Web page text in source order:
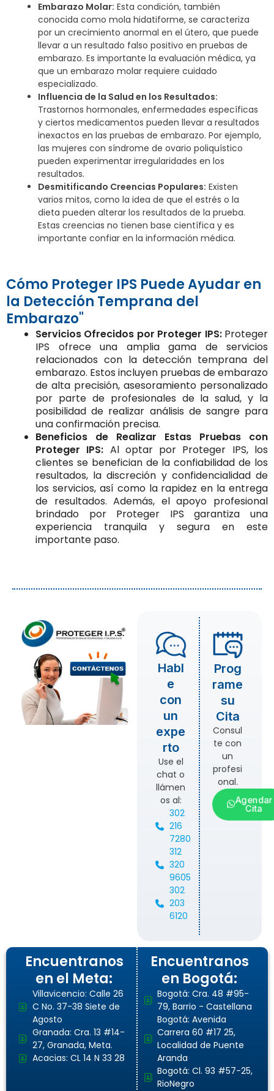
Embarazo Molar: Esta condición, también
conocida como mola hidatiforme, se caracteriza
por un crecimiento anormal en el útero, que puede
llevar a un resultado falso positivo en pruebas de
embarazo. Es importante la evaluación médica, ya
que un embarazo molar requiere cuidado
especializado.
Influencia de la Salud en los Resultados:
Trastornos hormonales, enfermedades específicas
y ciertos medicamentos pueden llevar a resultados
inexactos en las pruebas de embarazo. Por ejemplo,
las mujeres con síndrome de ovario poliquístico
pueden experimentar irregularidades en los
resultados.
Desmitificando Creencias Populares: Existen
varios mitos, como la idea de que el estrés o la
dieta pueden alterar los resultados de la prueba.
Estas creencias no tienen base científica y es
importante confiar en la información médica.
Cómo Proteger IPS Puede Ayudar en
la Detección Temprana del
Embarazo"
Servicios Ofrecidos por Proteger IPS:Proteger
IPS ofrece una amplia gama de servicios
relacionados con la detección temprana del
embarazo. Estos incluyen pruebas de embarazo
de alta precisión, asesoramiento personalizado
por parte de profesionales de la salud, y la
posibilidad de realizar análisis de sangre para
una confirmación precisa.
Beneficios de Realizar Estas Pruebas con
Proteger IPS: Al optar por Proteger IPS, los
clientes se benefician de la confiabilidad de los
resultados, la discreción y confidencialidad de
los servicios, así como la rapidez en la entrega
de resultados. Además, el apoyo profesional
brindado por Proteger IPS garantiza una
experiencia tranquila y segura en este
importante paso.
Habl
e
con
un
expe
rto
Use el
chat o
llámen
os al:
302
216
7280
312
320
9605
302
203
6120
Prog
rame
su
Cita
Consul
te con
un
profesi
onal.
Cita
Encuentranos
en el Meta:
Villavicencio: Calle 26
C No. 37-38 Siete de
Agosto
Granada: Cra. 13 #14-
27, Granada, Meta.
Acacias: CL 14 N 33 28
Encuentranos
en Bogotá:
Bogotá: Cra. 48 #95-
79, Barrio - Castellana
Bogotá: Avenida
Carrera 60 #17 25,
Localidad de Puente
Aranda
Bogotá: Cl. 93 #57-25,
RioNegro